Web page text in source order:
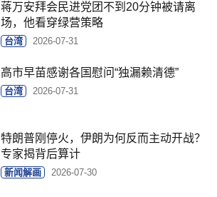
蒋万安拜会民进党团不到20分钟被请离
场，他看穿绿营策略
台湾 2026-07-31
高市早苗感谢各国慰问“独漏赖清德”
台湾 2026-07-31
特朗普刚停火，伊朗为何反而主动开战？
专家揭背后算计
新闻解画 2026-07-30